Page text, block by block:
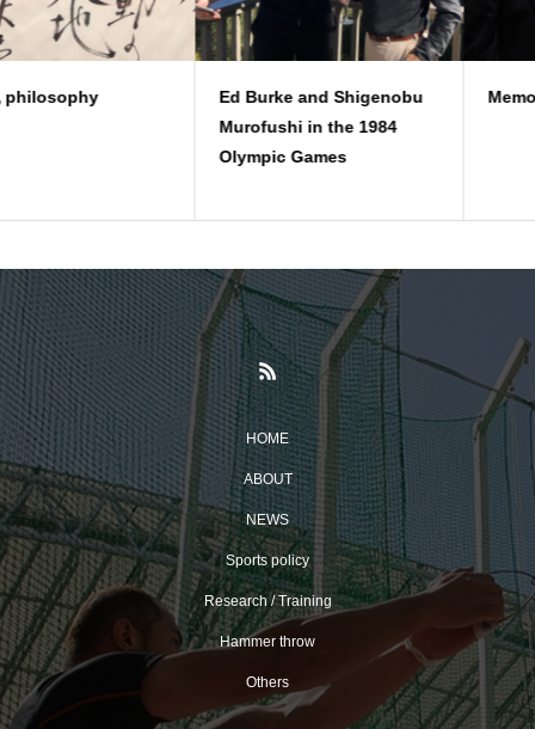
Ed Burke and Shigenobu
Memory with Hal Connolly
HOME
ABOUT
NEWS
Sports policy
Research / Training
Hammer throw
Others